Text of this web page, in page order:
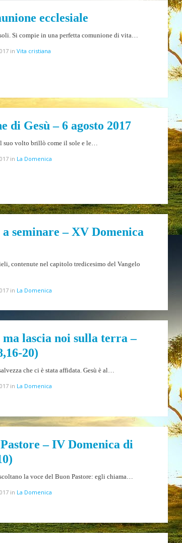
ecclesiale
Si compie in una perfetta comunione di vita…
in Vita cristiana
di Gesù – 6 agosto 2017
suo volto brillò come il sole e le…
in La Domenica
seminare – XV Domenica
contenute nel capitolo tredicesimo del Vangelo
in La Domenica
ma lascia noi sulla terra –
20)
che ci è stata affidata. Gesù è al…
in La Domenica
– IV Domenica di
la voce del Buon Pastore: egli chiama…
in La Domenica